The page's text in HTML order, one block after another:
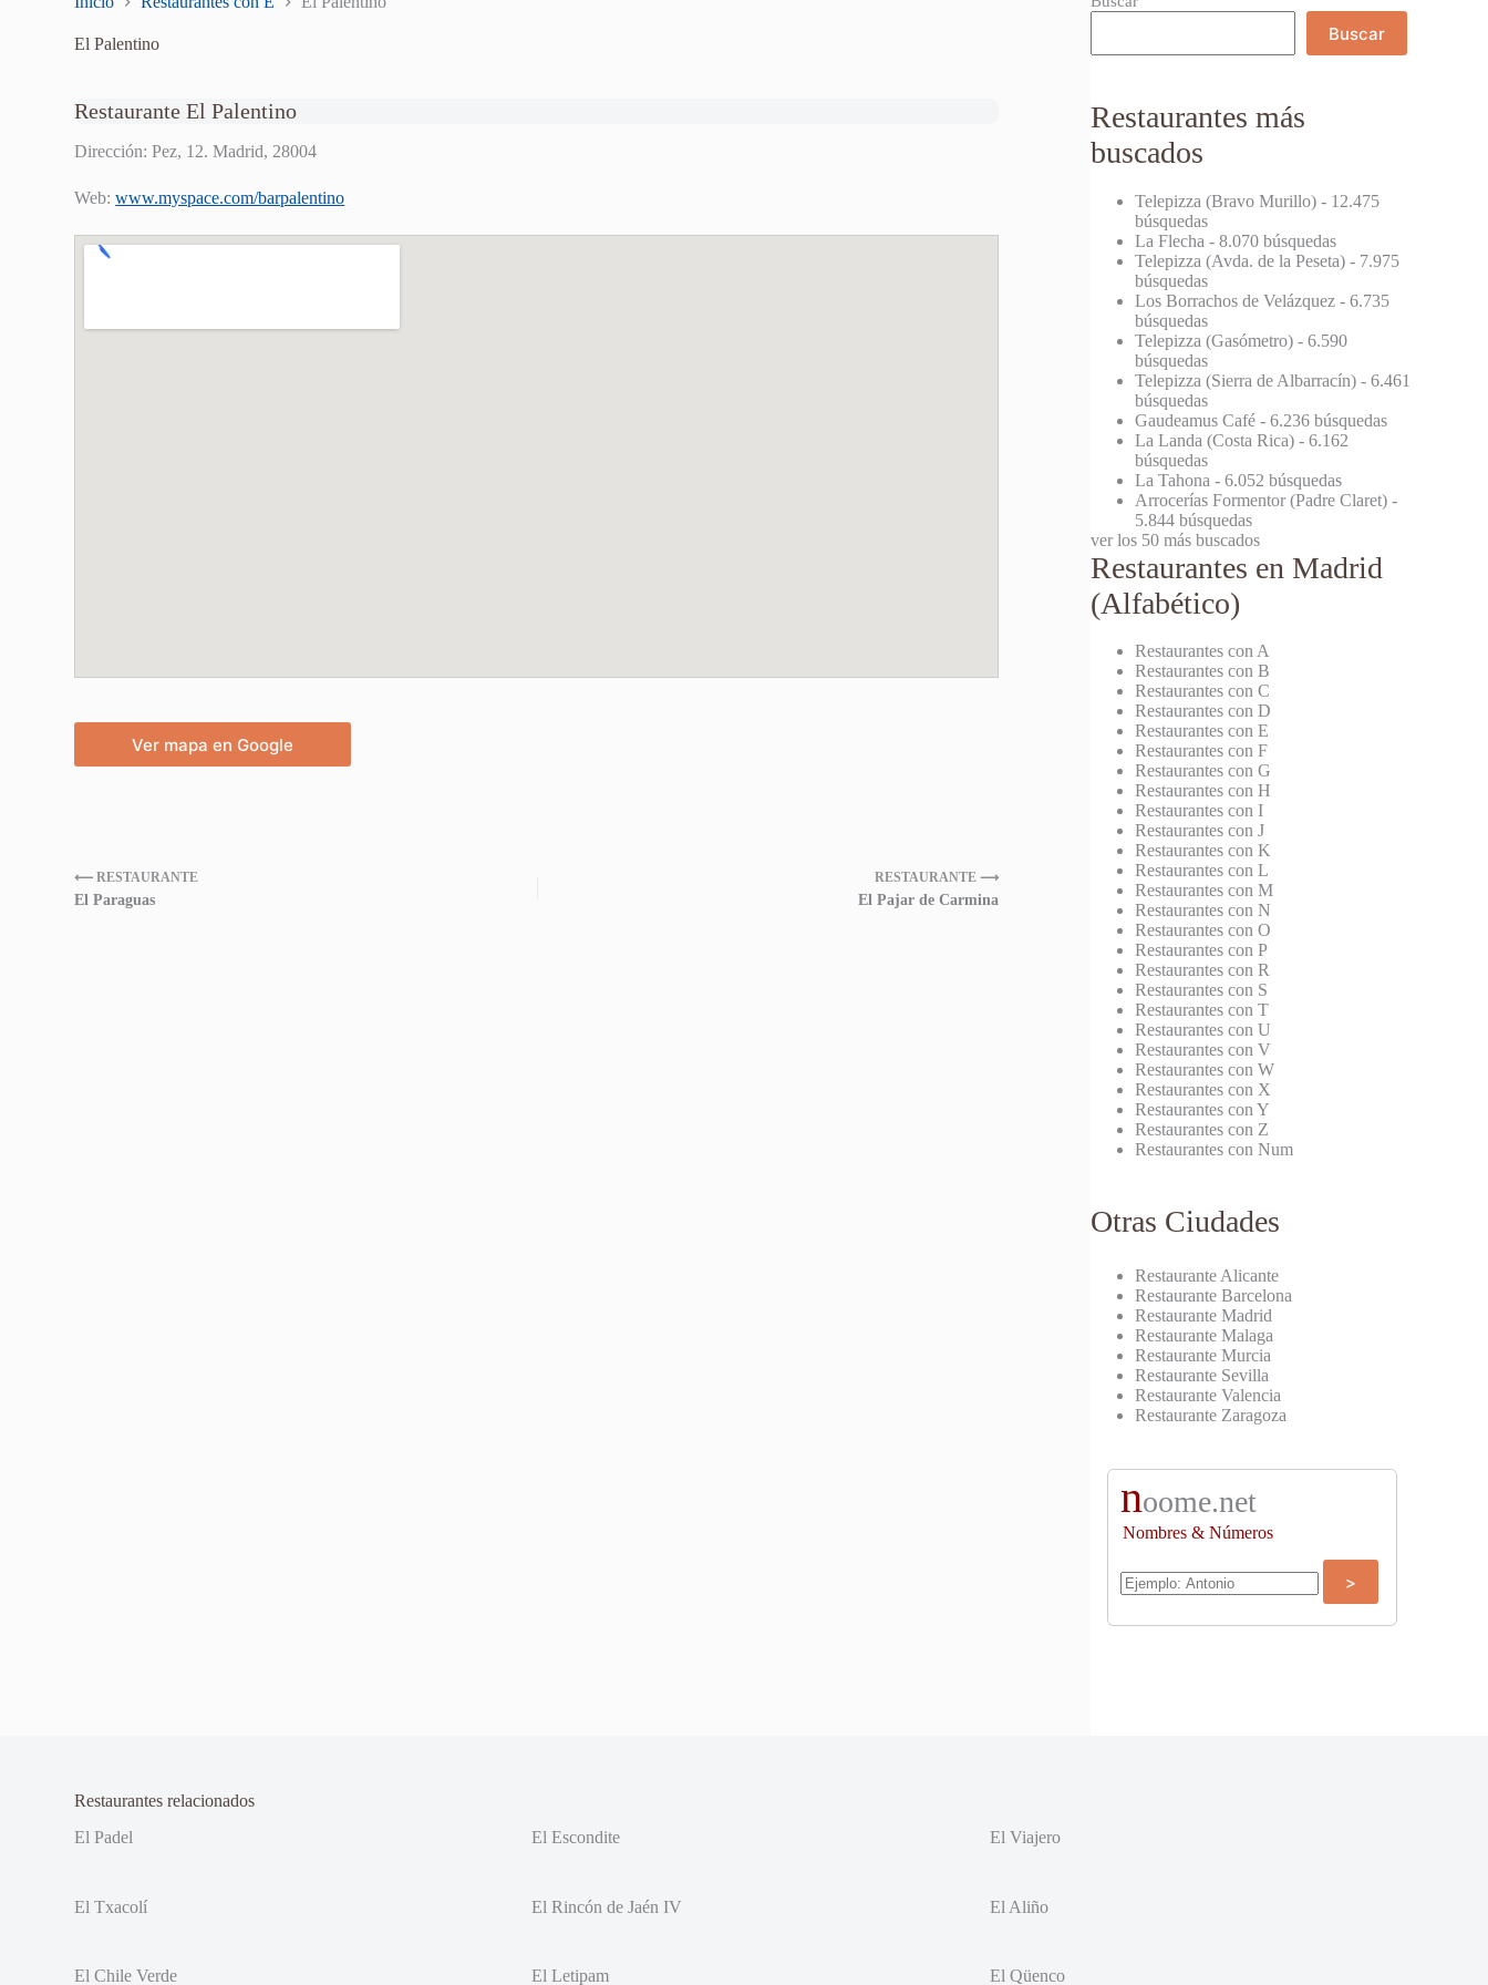
El Palentino
Restaurante El Palentino
Dirección: Pez, 12. Madrid, 28004
Web:www.myspace.com/barpalentino
Ver mapa en Google
⟵ RESTAURANTE
El Paraguas
RESTAURANTE ⟶
El Pajar de Carmina
Buscar
Restaurantes más
buscados
Telepizza (Bravo Murillo) - 12.475
búsquedas
La Flecha - 8.070 búsquedas
Telepizza (Avda. de la Peseta) - 7.975
búsquedas
Los Borrachos de Velázquez - 6.735
búsquedas
Telepizza (Gasómetro) - 6.590
búsquedas
Telepizza (Sierra de Albarracín) - 6.461
búsquedas
Gaudeamus Café - 6.236 búsquedas
La Landa (Costa Rica) - 6.162
búsquedas
La Tahona - 6.052 búsquedas
Arrocerías Formentor (Padre Claret) -
5.844 búsquedas
ver los 50 más buscados
Restaurantes en Madrid
(Alfabético)
Restaurantes con A
Restaurantes con B
Restaurantes con C
Restaurantes con D
Restaurantes con E
Restaurantes con F
Restaurantes con G
Restaurantes con H
Restaurantes con I
Restaurantes con J
Restaurantes con K
Restaurantes con L
Restaurantes con M
Restaurantes con N
Restaurantes con O
Restaurantes con P
Restaurantes con R
Restaurantes con S
Restaurantes con T
Restaurantes con U
Restaurantes con V
Restaurantes con W
Restaurantes con X
Restaurantes con Y
Restaurantes con Z
Restaurantes con Num
Otras Ciudades
Restaurante Alicante
Restaurante Barcelona
Restaurante Madrid
Restaurante Malaga
Restaurante Murcia
Restaurante Sevilla
Restaurante Valencia
Restaurante Zaragoza
noome.net
Nombres & Números
Restaurantes relacionados
El Padel
El Escondite El Viajero
El Txacolí El Rincón de Jaén IV El Aliño
El Chile Verde El Letipam El Qüenco